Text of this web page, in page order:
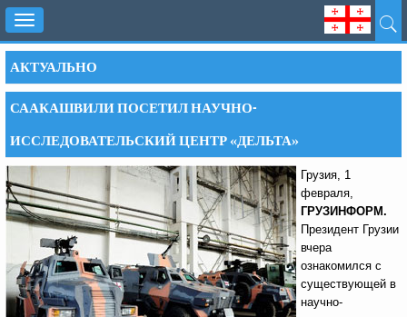
Toggle
navigation
АКТУАЛЬНО
СААКАШВИЛИ ПОСЕТИЛ НАУЧНО-
ИССЛЕДОВАТЕЛЬСКИЙ ЦЕНТР «ДЕЛЬТА»
Грузия, 1
февраля,
ГРУЗИНФОРМ.
Президент Грузии
вчера
ознакомился с
существующей в
научно-